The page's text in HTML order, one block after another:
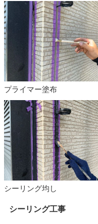
プライマー塗布
シーリング均し
シーリング工事